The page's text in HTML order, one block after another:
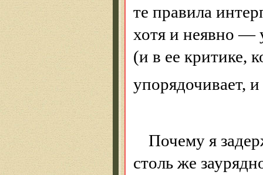
те правила
хотя и неявно —
(и в ее критике,
упорядочивает,
Почему я
столь же